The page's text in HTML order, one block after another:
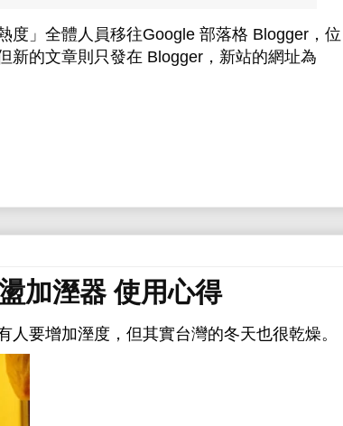
度」全體人員移往Google 部落格 Blogger ，位
新的文章則只發在 Blogger ，新站的網址為
加溼器 使用心得
人要增加溼度，但其實台灣的冬天也很乾燥。